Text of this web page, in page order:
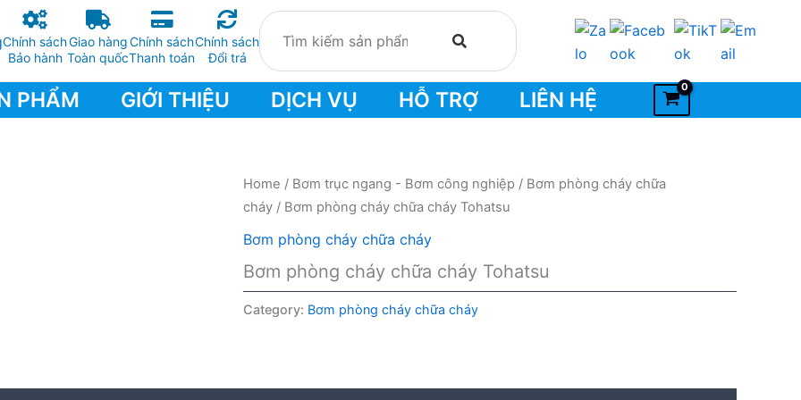
Chính sách
Bảo hành
Giao hàng
Toàn quốc
Chính sách
Thanh toán
Chính sách
Đổi trả
PHẨM GIỚI THIỆU DỊCH VỤ HỖ TRỢ LIÊN HỆ
Home / Bơm trục ngang - Bơm công nghiệp / Bơm phòng cháy chữa
cháy / Bơm phòng cháy chữa cháy Tohatsu
Bơm phòng cháy chữa cháy
Bơm phòng cháy chữa cháy Tohatsu
Category: Bơm phòng cháy chữa cháy